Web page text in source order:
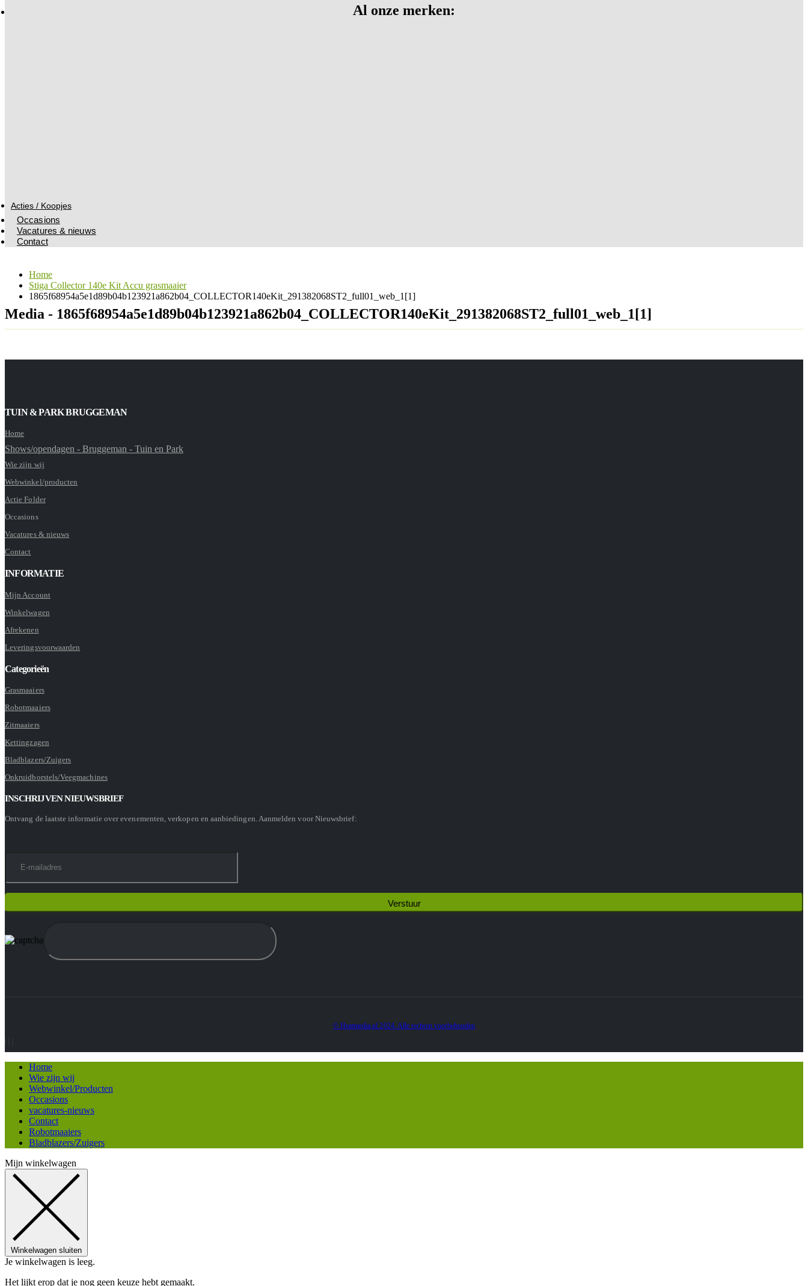
Al onze merken:
Acties / Koopjes
Occasions
Vacatures & nieuws
Contact
Home
Stiga Collector 140e Kit Accu grasmaaier
1865f68954a5e1d89b04b123921a862b04_COLLECTOR140eKit_291382068ST2_full01_web_1[1]
Media - 1865f68954a5e1d89b04b123921a862b04_COLLECTOR140eKit_291382068ST2_full01_web_1[1]
TUIN & PARK BRUGGEMAN
Home
Shows/opendagen - Bruggeman - Tuin en Park
Wie zijn wij
Webwinkel/producten
Actie Folder
Occasions
Vacatures & nieuws
Contact
INFORMATIE
Mijn Account
Winkelwagen
Afrekenen
Leveringsvoorwaarden
Categorieën
Grasmaaiers
Robotmaaiers
Zitmaaiers
Kettingzagen
Bladblazers/Zuigers
Onkruidborstels/Veegmachines
INSCHRIJVEN NIEUWSBRIEF
Ontvang de laatste informatie over evenementen, verkopen en aanbiedingen. Aanmelden voor Nieuwsbrief:
© Heatmedia.nl 2024. Alle rechten voorbehouden
Home
Wie zijn wij
Webwinkel/Producten
Occasions
vacatures-nieuws
Contact
Robotmaaiers
Bladblazers/Zuigers
Mijn winkelwagen
Winkelwagen sluiten
Je winkelwagen is leeg.
Het lijkt erop dat je nog geen keuze hebt gemaakt.